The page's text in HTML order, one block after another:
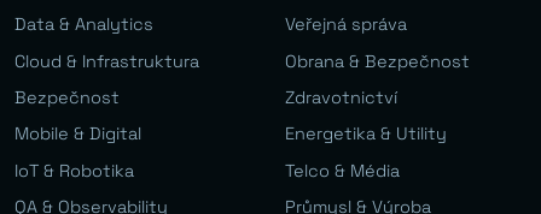
Data & Analytics
Cloud & Infrastruktura
Bezpečnost
Mobile & Digital
IoT & Robotika
QA & Observability
Veřejná správa
Obrana & Bezpečnost
Zdravotnictví
Energetika & Utility
Telco & Média
Průmysl & Výroba